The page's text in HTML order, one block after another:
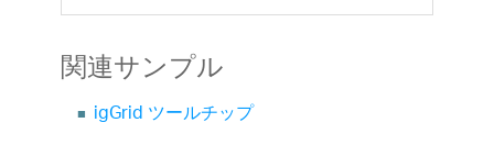
関連サンプル
igGrid ツールチップ